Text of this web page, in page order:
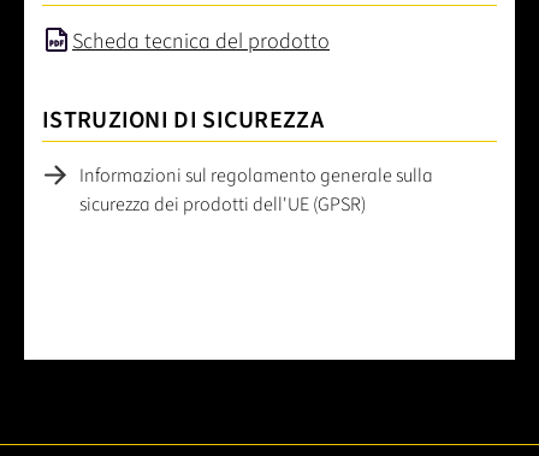
Scheda tecnica del prodotto
ISTRUZIONI DI SICUREZZA
Informazioni sul regolamento generale sulla
sicurezza dei prodotti dell'UE (GPSR)